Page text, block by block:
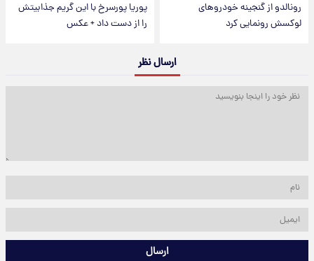
رونالدو از گنجینه خودروهای
لوکسش رونمایی کرد
پوریا پورسرخ با این گریم جذابیتش
را از دست داد + عکس
ارسال نظر
ارسال